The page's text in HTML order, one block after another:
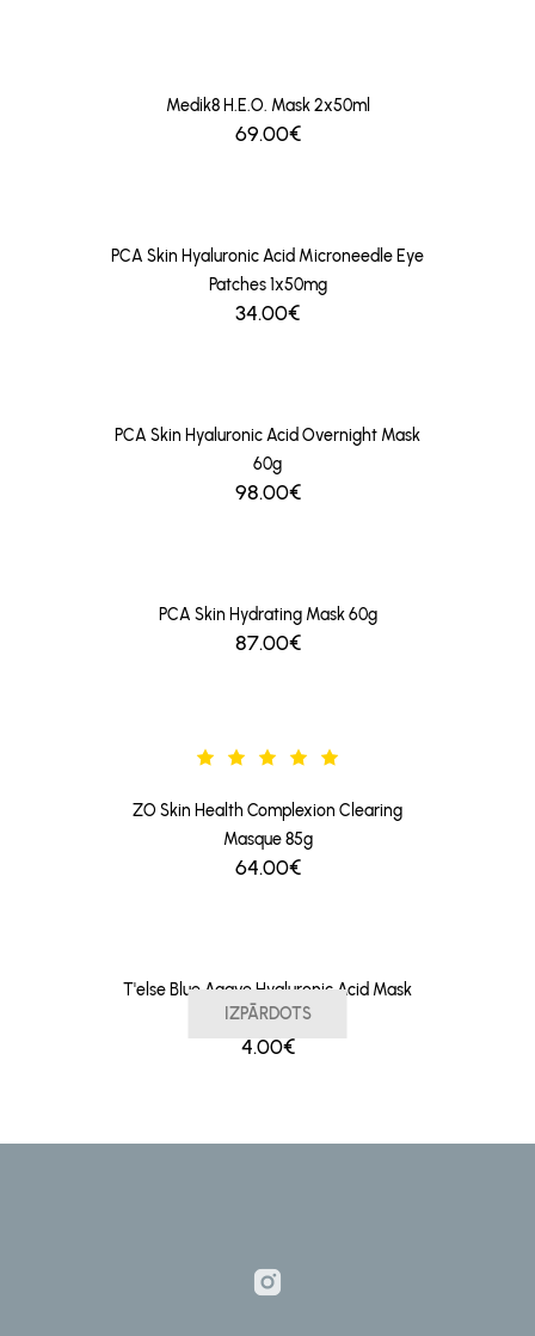
Medik8 H.E.O. Mask 2x50ml
69.00€
PCA Skin Hyaluronic Acid Microneedle Eye
Patches 1x50mg
34.00€
PCA Skin Hyaluronic Acid Overnight Mask
60g
98.00€
PCA Skin Hydrating Mask 60g
87.00€
ZO Skin Health Complexion Clearing
Masque 85g
64.00€
IZPĀRDOTS
T'else Blue Agave Hyaluronic Acid Mask
25ml
4.00€